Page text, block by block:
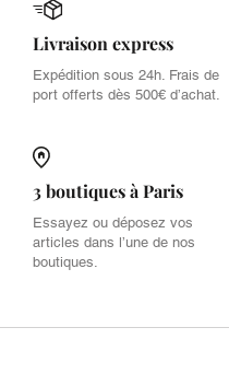
Livraison express
Expédition sous 24h. Frais de
port offerts dès 500€ d’achat.
3 boutiques à Paris
Essayez ou déposez vos
articles dans l’une de nos
boutiques.